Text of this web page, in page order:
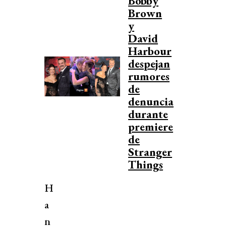
Brown
y
David
Harbour
despejan
rumores
de
denuncia
durante
premiere
de
Stranger
Things
H
a
n